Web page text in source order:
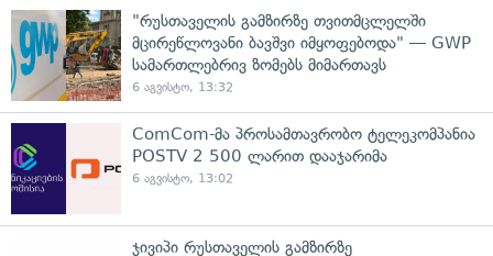
"რუსთაველის გამზირზე თვითმცლელში
მცირეწლოვანი ბავშვი იმყოფებოდა" — GWP
სამართლებრივ ზომებს მიმართავს
6 აგვისტო, 13:32
ComCom-მა პროსამთავრობო ტელეკომპანია
POSTV 2 500 ლარით დააჯარიმა
6 აგვისტო, 13:02
ჯივიპი რუსთაველის გამზირზე